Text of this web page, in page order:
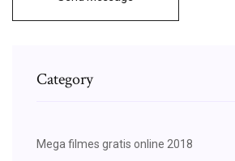
Category
Mega filmes gratis online 2018